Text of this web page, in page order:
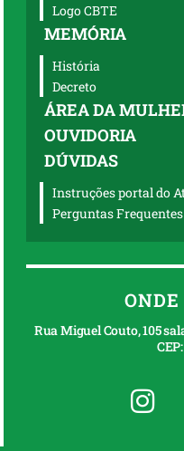
Logo CBTE
MEMÓRIA
História
Decreto
ÁREA DA
OUVIDORIA
DÚVIDAS
Instruções portal do
Perguntas Frequentes
Rua Miguel Couto, 105